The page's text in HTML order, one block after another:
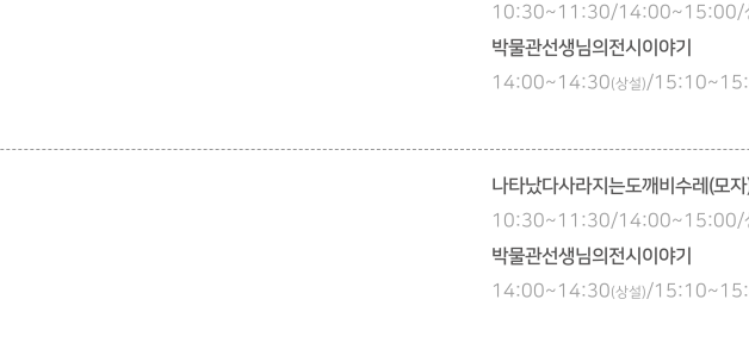
10:30~11:30/14:00~15:00/
박물관선생님의전시이야기
14:00~14:30(상설)/
나타났다사라지는도깨비수레(모자
10:30~11:30/14:00~15:00/
박물관선생님의전시이야기
14:00~14:30(상설)/